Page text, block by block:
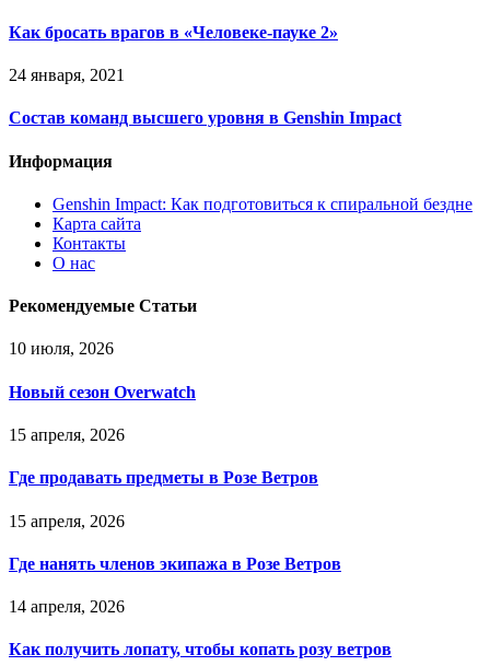
Как бросать врагов в «Человеке-пауке 2»
24 января, 2021
Состав команд высшего уровня в Genshin Impact
Информация
Genshin Impact: Как подготовиться к спиральной бездне
Карта сайта
Контакты
О нас
Рекомендуемые Статьи
10 июля, 2026
Новый сезон Overwatch
15 апреля, 2026
Где продавать предметы в Розе Ветров
15 апреля, 2026
Где нанять членов экипажа в Розе Ветров
14 апреля, 2026
Как получить лопату, чтобы копать розу ветров